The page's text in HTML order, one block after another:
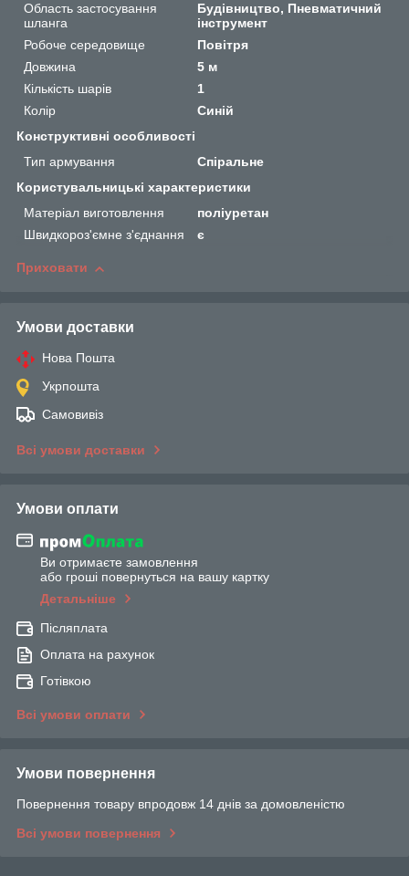
Область застосування
шланга
Будівництво, Пневматичний
інструмент
Робоче середовище
Повітря
Довжина
5 м
Кількість шарів
1
Колір
Синій
Конструктивні особливості
Тип армування
Спіральне
Користувальницькі характеристики
Матеріал виготовлення
поліуретан
Швидкороз'ємне з'єднання
є
Приховати
Умови доставки
Нова Пошта
Укрпошта
Самовивіз
Всі умови доставки
Умови оплати
Ви отримаєте замовлення
або гроші повернуться на вашу картку
Детальніше
Післяплата
Оплата на рахунок
Готівкою
Всі умови оплати
Умови повернення
Повернення товару впродовж 14 днів за домовленістю
Всі умови повернення